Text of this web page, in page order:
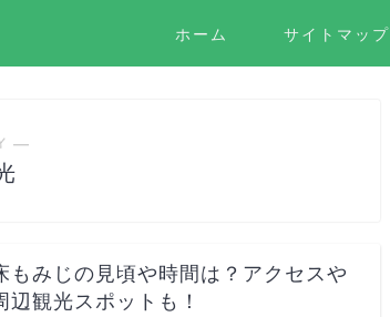
ホーム サイトマップ
―
もみじの見頃や時間は？アクセスや
辺観光スポットも！